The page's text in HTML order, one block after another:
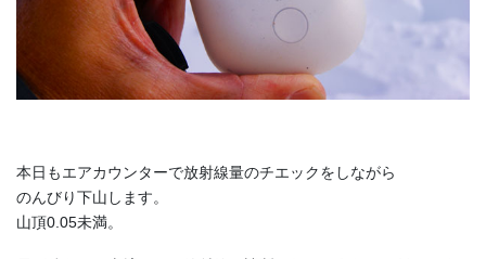
本日もエアカウンターで放射線量のチエックをしながら
のんびり下山します。
山頂0.05未満。